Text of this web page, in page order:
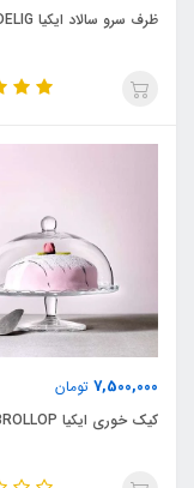
ظرف سرو سالاد ایکیا GLADELIG
7,500,000 تومان
کیک خوری ایکیا ARV-BROLLOP